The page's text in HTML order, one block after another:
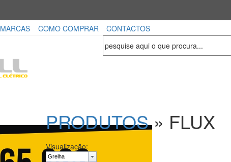
MARCAS COMO COMPRAR CONTACTOS
PRODUTOS» FLUX
Visualização: